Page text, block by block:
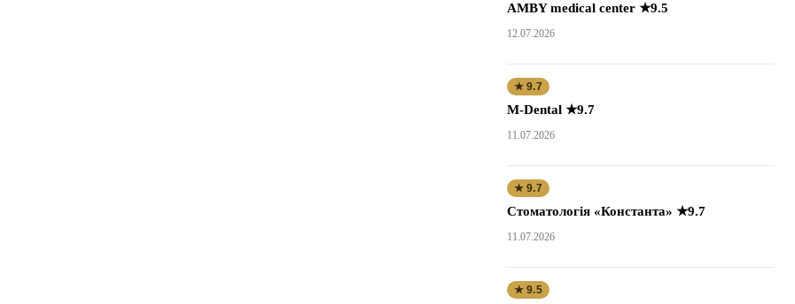
AMBY medical center ★9.5
12.07.2026
★ 9.7
M-Dental ★9.7
11.07.2026
★ 9.7
Стоматологія «Константа» ★9.7
11.07.2026
★ 9.5